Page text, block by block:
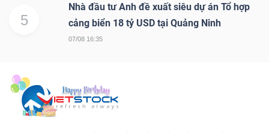
5
Nhà đầu tư Anh đề xuất siêu dự án Tổ hợp
cảng biển 18 tỷ USD tại Quảng Ninh
07/08 16:35